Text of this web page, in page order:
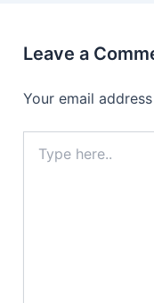
Leave a
Your email
here..